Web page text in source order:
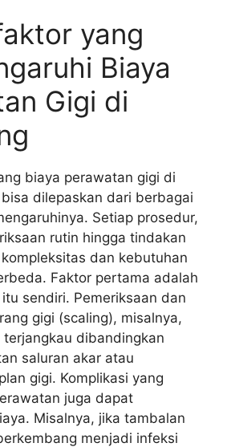
yang
Biaya
Gigi di
biaya perawatan gigi di
dilepaskan dari berbagai
Setiap prosedur,
rutin hingga tindakan
dan kebutuhan
Faktor pertama adalah
sendiri. Pemeriksaan dan
gigi (scaling), misalnya,
dibandingkan
saluran akar atau
gigi. Komplikasi yang
juga dapat
Misalnya, jika tambalan
menjadi infeksi